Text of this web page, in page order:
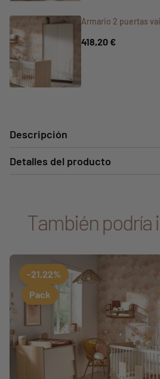
Armario 2 puertas
418,20 €
Descripción
Detalles del producto
También podría
-21,22%
Pack